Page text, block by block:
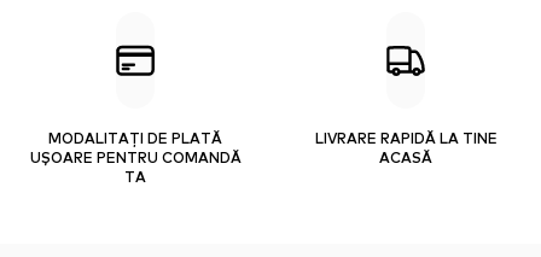
MODALITAȚI DE PLATĂ
UȘOARE PENTRU COMANDĂ
TA
LIVRARE RAPIDĂ LA TINE
ACASĂ